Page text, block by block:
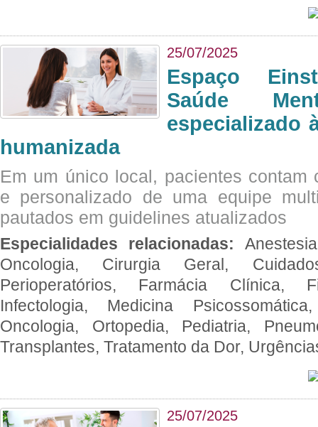
25/07/2025
Espaço
Saúde
especializado
humanizada
Em um único local, pacientes contam
e personalizado de uma equipe
pautados em guidelines atualizados
Especialidades relacionadas:
Oncologia, Cirurgia Geral,
Perioperatórios, Farmácia Clínica,
Infectologia, Medicina
Oncologia, Ortopedia, Pediatria,
Transplantes, Tratamento da Dor,
25/07/2025